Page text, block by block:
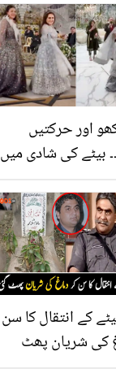
اور حرکتیں
بیٹے کی شادی میں
پا ہوگئے، کیا
دیا؟
کے انتقال کا سن
کی شریان پھٹ